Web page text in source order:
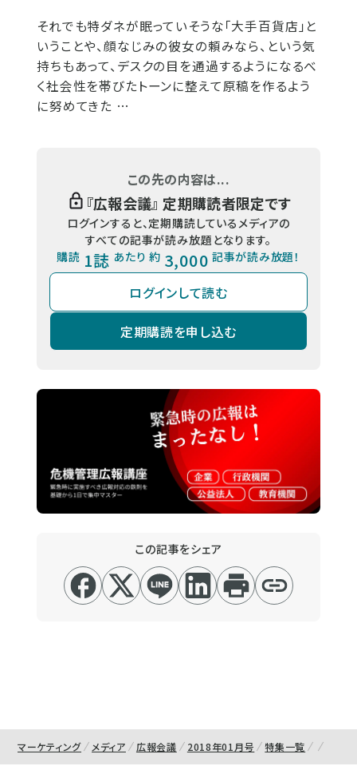
それでも特ダネが眠っていそうな「大手百貨店」と
いうことや、顔なじみの彼女の頼みなら、という気
持ちもあって、デスクの目を通過するようになるべ
く社会性を帯びたトーンに整えて原稿を作るよう
に努めてきた …
この先の内容は...
『広報会議』 定期購読者限定です
ログインすると、定期購読しているメディアの
すべての記事が読み放題となります。
購読 1誌 あたり 約 3,000 記事が読み放題！
ログインして読む
定期購読を申し込む
この記事をシェア
マーケティング メディア 広報会議 2018年01月号 特集一覧